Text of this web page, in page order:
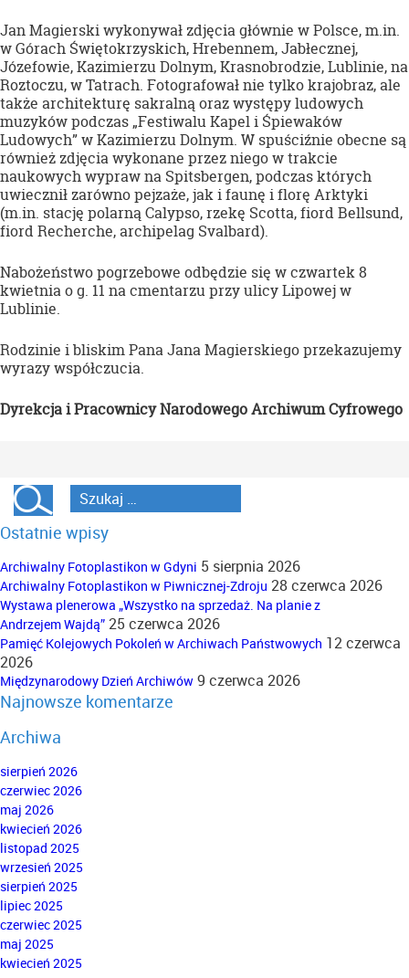
Jan Magierski wykonywał zdjęcia głównie w Polsce, m.in.
w Górach Świętokrzyskich, Hrebennem, Jabłecznej,
Józefowie, Kazimierzu Dolnym, Krasnobrodzie, Lublinie, na
Roztoczu, w Tatrach. Fotografował nie tylko krajobraz, ale
także architekturę sakralną oraz występy ludowych
muzyków podczas „Festiwalu Kapel i Śpiewaków
Ludowych” w Kazimierzu Dolnym. W spuściźnie obecne są
również zdjęcia wykonane przez niego w trakcie
naukowych wypraw na Spitsbergen, podczas których
uwiecznił zarówno pejzaże, jak i faunę i florę Arktyki
(m.in. stację polarną Calypso, rzekę Scotta, fiord Bellsund,
fiord Recherche, archipelag Svalbard).
Nabożeństwo pogrzebowe odbędzie się w czwartek 8
kwietnia o g. 11 na cmentarzu przy ulicy Lipowej w
Lublinie.
Rodzinie i bliskim Pana Jana Magierskiego przekazujemy
wyrazy współczucia.
Dyrekcja i Pracownicy Narodowego Archiwum Cyfrowego
Ostatnie wpisy
Archiwalny Fotoplastikon w Gdyni 5 sierpnia 2026
Archiwalny Fotoplastikon w Piwnicznej-Zdroju 28 czerwca 2026
Wystawa plenerowa „Wszystko na sprzedaż. Na planie z
Andrzejem Wajdą” 25 czerwca 2026
Pamięć Kolejowych Pokoleń w Archiwach Państwowych 12 czerwca
2026
Międzynarodowy Dzień Archiwów 9 czerwca 2026
Najnowsze komentarze
Archiwa
sierpień 2026
czerwiec 2026
maj 2026
kwiecień 2026
listopad 2025
wrzesień 2025
sierpień 2025
lipiec 2025
czerwiec 2025
maj 2025
kwiecień 2025